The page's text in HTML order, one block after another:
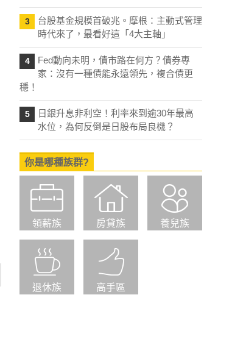
3
台股基金規模首破兆。摩根：主動式管理
時代來了，最看好這「4大主軸」
4
Fed動向未明，債市路在何方？債券專
家：沒有一種債能永遠領先，複合債更
穩！
5
日銀升息非利空！利率來到逾30年最高
水位，為何反倒是日股布局良機？
你是哪種族群?
領薪族 房貸族 養兒族
退休族 高手區